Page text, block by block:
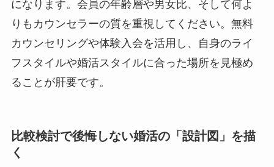
になります。会員の年齢層や男女比、そして何よ
りもカウンセラーの質を重視してください。無料
カウンセリングや体験入会を活用し、自身のライ
フスタイルや婚活スタイルに合った場所を見極め
ることが肝要です。
比較検討で後悔しない婚活の「設計図」を描
く